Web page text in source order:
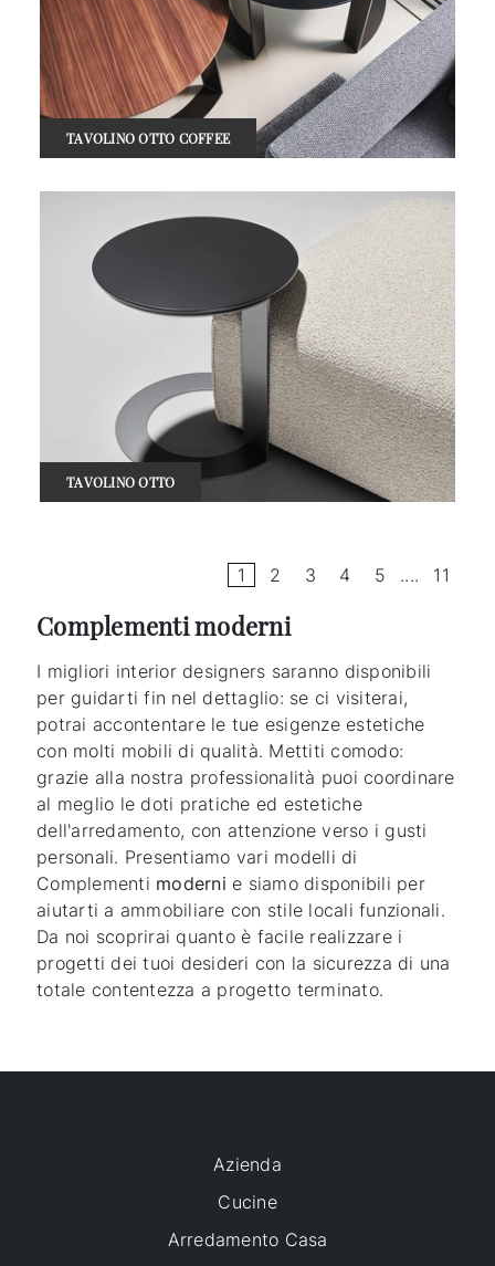
TAVOLINO OTTO COFFEE
TAVOLINO OTTO
1 2 3 4 5 .... 11
Complementi moderni
I migliori interior designers saranno disponibili
per guidarti fin nel dettaglio: se ci visiterai,
potrai accontentare le tue esigenze estetiche
con molti mobili di qualità. Mettiti comodo:
grazie alla nostra professionalità puoi coordinare
al meglio le doti pratiche ed estetiche
dell'arredamento, con attenzione verso i gusti
personali. Presentiamo vari modelli di
Complementi moderni e siamo disponibili per
aiutarti a ammobiliare con stile locali funzionali.
Da noi scoprirai quanto è facile realizzare i
progetti dei tuoi desideri con la sicurezza di una
totale contentezza a progetto terminato.
Azienda
Cucine
Arredamento Casa